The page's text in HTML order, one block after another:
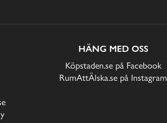
HÄNG MED OSS
Köpstaden.se på Facebook
RumAttÄlska.se på Instagram